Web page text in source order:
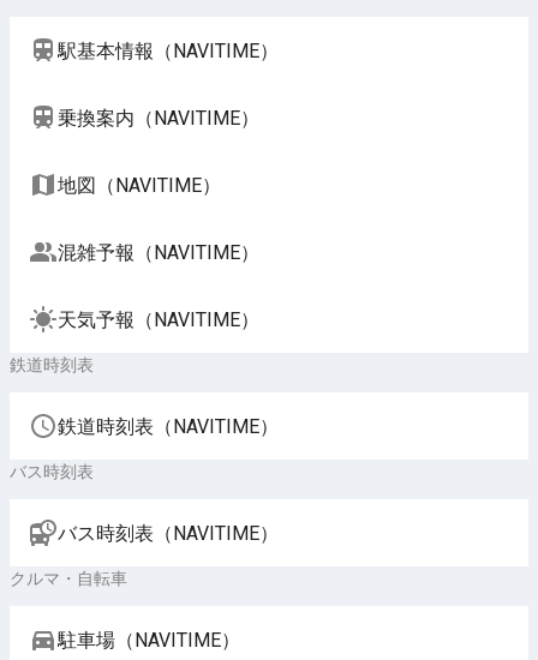
駅基本情報（NAVITIME）
乗換案内（NAVITIME）
地図（NAVITIME）
混雑予報（NAVITIME）
天気予報（NAVITIME）
鉄道時刻表
鉄道時刻表（NAVITIME）
バス時刻表
バス時刻表（NAVITIME）
クルマ・自転車
駐車場（NAVITIME）